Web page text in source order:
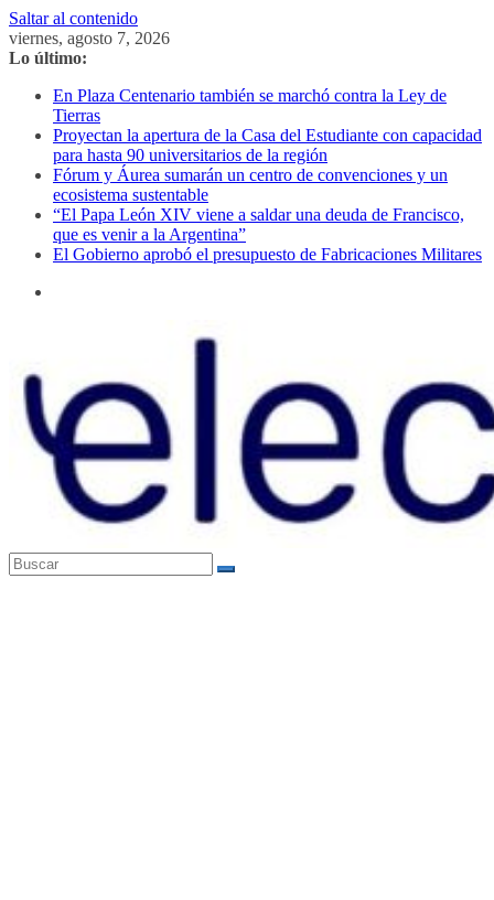
Saltar al contenido
viernes, agosto 7, 2026
Lo último:
En Plaza Centenario también se marchó contra la Ley de
Tierras
Proyectan la apertura de la Casa del Estudiante con capacidad
para hasta 90 universitarios de la región
Fórum y Áurea sumarán un centro de convenciones y un
ecosistema sustentable
“El Papa León XIV viene a saldar una deuda de Francisco,
que es venir a la Argentina”
El Gobierno aprobó el presupuesto de Fabricaciones Militares